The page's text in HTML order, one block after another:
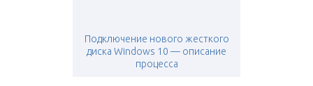
Подключение нового жесткого
диска Windows 10 — описание
процесса